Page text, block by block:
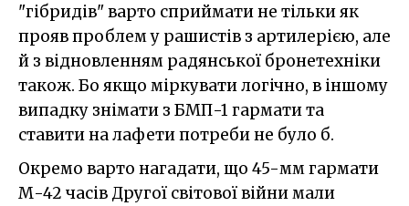
"гібридів" варто сприймати не тільки як
прояв проблем у рашистів з артилерією, але
й з відновленням радянської бронетехніки
також. Бо якщо міркувати логічно, в іншому
випадку знімати з БМП-1 гармати та
ставити на лафети потреби не було б.
Окремо варто нагадати, що 45-мм гармати
М-42 часів Другої світової війни мали